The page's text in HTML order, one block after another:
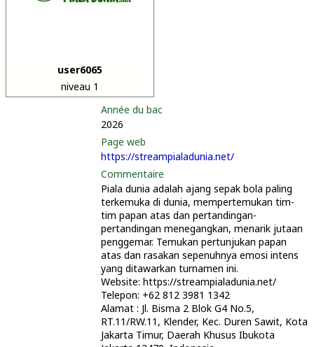
user6065
niveau 1
Année du bac
2026
Page web
https://streampialadunia.net/
Commentaire
Piala dunia adalah ajang sepak bola paling
terkemuka di dunia, mempertemukan tim-
tim papan atas dan pertandingan-
pertandingan menegangkan, menarik jutaan
penggemar. Temukan pertunjukan papan
atas dan rasakan sepenuhnya emosi intens
yang ditawarkan turnamen ini.
Website: https://streampialadunia.net/
Telepon: +62 812 3981 1342
Alamat : Jl. Bisma 2 Blok G4 No.5,
RT.11/RW.11, Klender, Kec. Duren Sawit, Kota
Jakarta Timur, Daerah Khusus Ibukota